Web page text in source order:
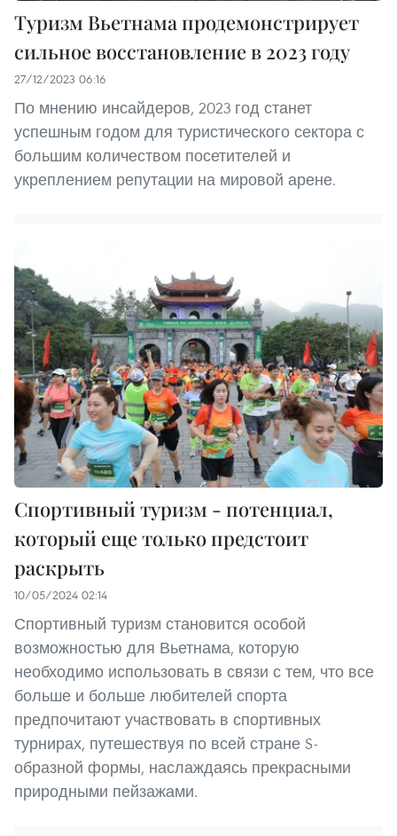
Туризм Вьетнама продемонстрирует
сильное восстановление в 2023 году
27/12/2023 06:16
По мнению инсайдеров, 2023 год станет
успешным годом для туристического сектора с
большим количеством посетителей и
укреплением репутации на мировой арене.
Спортивный туризм - потенциал,
который еще только предстоит
раскрыть
10/05/2024 02:14
Спортивный туризм становится особой
возможностью для Вьетнама, которую
необходимо использовать в связи с тем, что все
больше и больше любителей спорта
предпочитают участвовать в спортивных
турнирах, путешествуя по всей стране S-
образной формы, наслаждаясь прекрасными
природными пейзажами.